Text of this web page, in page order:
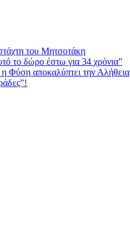
του Μητσοτάκη
το δώρο έστω για 34 χρόνια”
η Φύση αποκαλύπτει την Αλήθεια